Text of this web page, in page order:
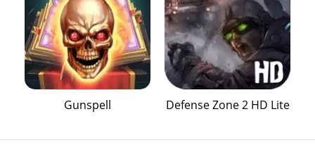
Gunspell Defense Zone 2 HD Lite